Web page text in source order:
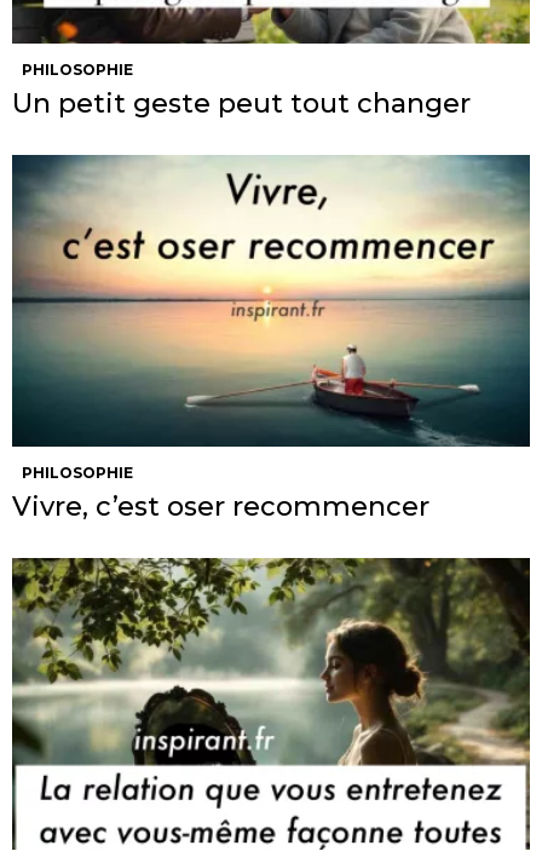
PHILOSOPHIE
Un petit geste peut tout changer
PHILOSOPHIE
Vivre, c’est oser recommencer